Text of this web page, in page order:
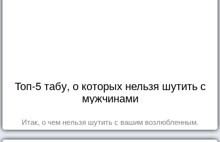
Топ-5 табу, о которых нельзя шутить с
мужчинами
Итак, о чем нельзя шутить с вашим возлюбленным.